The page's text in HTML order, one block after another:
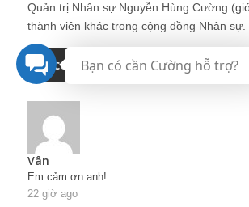
Quản trị Nhân sự Nguyễn Hùng Cường (
thành viên khác trong cộng đồng Nhân sự.
Recent Comments
Vân
Em cảm ơn anh!
22 giờ ago
Bạn có cần Cường hỗ trợ?